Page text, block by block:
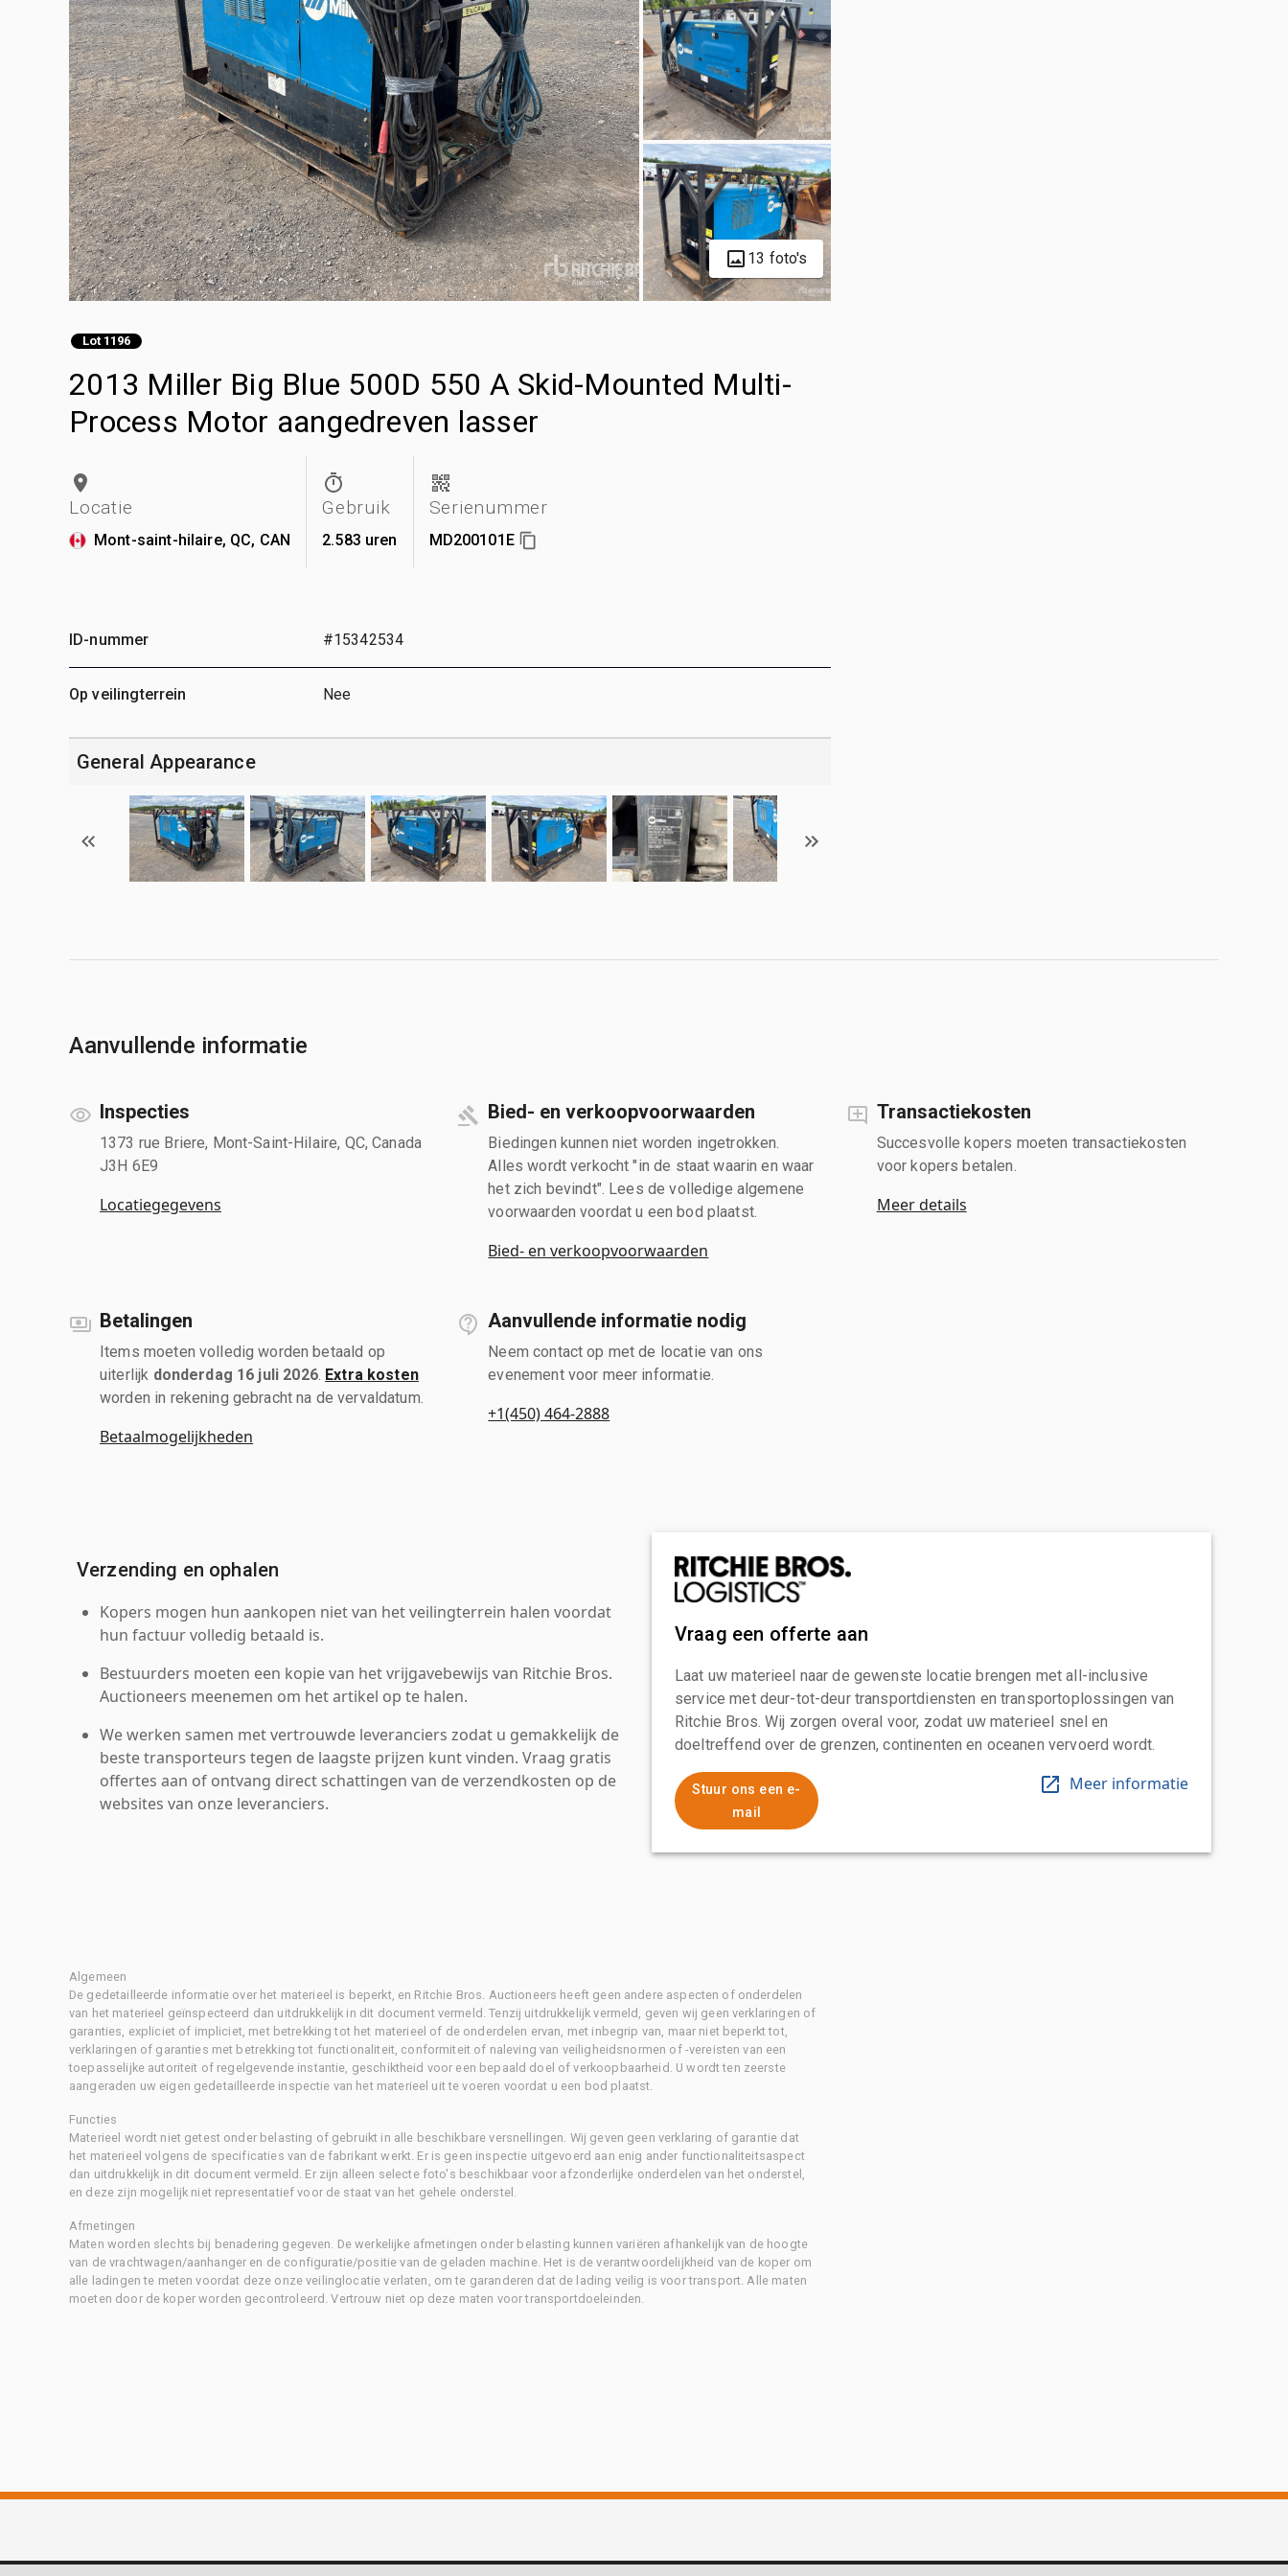
13 foto's
Lot 1196
2013 Miller Big Blue 500D 550 A Skid-Mounted Multi-
Process Motor aangedreven lasser
Locatie
Mont-saint-hilaire, QC, CAN
Gebruik
2.583 uren
Serienummer
MD200101E
ID-nummer #15342534
Op veilingterrein Nee
General Appearance
Aanvullende informatie
Inspecties
1373 rue Briere, Mont-Saint-Hilaire, QC, Canada
J3H 6E9
Locatiegegevens
Bied- en verkoopvoorwaarden
Biedingen kunnen niet worden ingetrokken.
Alles wordt verkocht "in de staat waarin en waar
het zich bevindt". Lees de volledige algemene
voorwaarden voordat u een bod plaatst.
Bied- en verkoopvoorwaarden
Transactiekosten
Succesvolle kopers moeten transactiekosten
voor kopers betalen.
Meer details
Betalingen
Items moeten volledig worden betaald op
uiterlijk donderdag 16 juli 2026. Extra kosten
worden in rekening gebracht na de vervaldatum.
Betaalmogelijkheden
Aanvullende informatie nodig
Neem contact op met de locatie van ons
evenement voor meer informatie.
+1(450) 464-2888
Verzending en ophalen
Kopers mogen hun aankopen niet van het veilingterrein halen voordat
hun factuur volledig betaald is.
Bestuurders moeten een kopie van het vrijgavebewijs van Ritchie Bros.
Auctioneers meenemen om het artikel op te halen.
We werken samen met vertrouwde leveranciers zodat u gemakkelijk de
beste transporteurs tegen de laagste prijzen kunt vinden. Vraag gratis
offertes aan of ontvang direct schattingen van de verzendkosten op de
websites van onze leveranciers.
Vraag een offerte aan
Laat uw materieel naar de gewenste locatie brengen met all-inclusive
service met deur-tot-deur transportdiensten en transportoplossingen van
Ritchie Bros. Wij zorgen overal voor, zodat uw materieel snel en
doeltreffend over de grenzen, continenten en oceanen vervoerd wordt.
Stuur ons een e-
mail
Meer informatie
Algemeen
De gedetailleerde informatie over het materieel is beperkt, en Ritchie Bros. Auctioneers heeft geen andere aspecten of onderdelen
van het materieel geïnspecteerd dan uitdrukkelijk in dit document vermeld. Tenzij uitdrukkelijk vermeld, geven wij geen verklaringen of
garanties, expliciet of impliciet, met betrekking tot het materieel of de onderdelen ervan, met inbegrip van, maar niet beperkt tot,
verklaringen of garanties met betrekking tot functionaliteit, conformiteit of naleving van veiligheidsnormen of -vereisten van een
toepasselijke autoriteit of regelgevende instantie, geschiktheid voor een bepaald doel of verkoopbaarheid. U wordt ten zeerste
aangeraden uw eigen gedetailleerde inspectie van het materieel uit te voeren voordat u een bod plaatst.
Functies
Materieel wordt niet getest onder belasting of gebruikt in alle beschikbare versnellingen. Wij geven geen verklaring of garantie dat
het materieel volgens de specificaties van de fabrikant werkt. Er is geen inspectie uitgevoerd aan enig ander functionaliteitsaspect
dan uitdrukkelijk in dit document vermeld. Er zijn alleen selecte foto's beschikbaar voor afzonderlijke onderdelen van het onderstel,
en deze zijn mogelijk niet representatief voor de staat van het gehele onderstel.
Afmetingen
Maten worden slechts bij benadering gegeven. De werkelijke afmetingen onder belasting kunnen variëren afhankelijk van de hoogte
van de vrachtwagen/aanhanger en de configuratie/positie van de geladen machine. Het is de verantwoordelijkheid van de koper om
alle ladingen te meten voordat deze onze veilinglocatie verlaten, om te garanderen dat de lading veilig is voor transport. Alle maten
moeten door de koper worden gecontroleerd. Vertrouw niet op deze maten voor transportdoeleinden.